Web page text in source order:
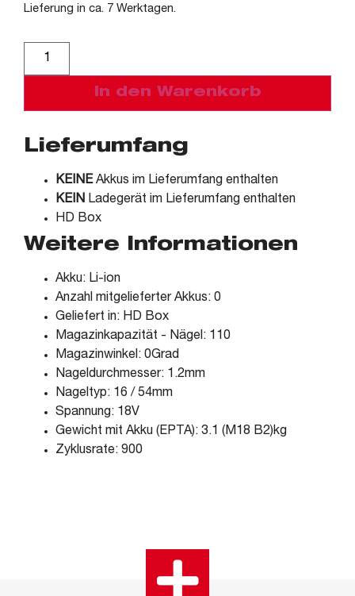
Lieferung in ca. 7 Werktagen.
In den Warenkorb
Lieferumfang
KEINEAkkus im Lieferumfang enthalten
KEIN Ladegerät im Lieferumfang enthalten
HD Box
Weitere Informationen
Akku: Li-ion
Anzahl mitgelieferter Akkus: 0
Geliefert in: HD Box
Magazinkapazität - Nägel: 110
Magazinwinkel: 0Grad
Nageldurchmesser: 1.2mm
Nageltyp: 16 / 54mm
Spannung: 18V
Gewicht mit Akku (EPTA): 3.1 (M18 B2)kg
Zyklusrate: 900